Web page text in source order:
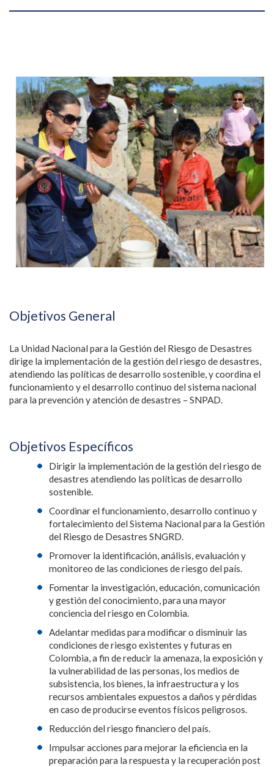
Objetivos General
​La Unidad Nacional para la Gestión del Riesgo de Desastres
dirige la implementación de la gestión del riesgo de desastres,
atendiendo las políticas de desarrollo sostenible, y coordina el
funcionamiento y el desarrollo continuo del sistema nacional
para la prevención y atención de desastres – SNPAD.
Objetivos Específicos
Dirigir la implementación de la gestión del riesgo de
desastres atendiendo las políticas de desarrollo
sostenible.
Coordinar el funcionamiento, desarrollo continuo y
fortalecimiento del Sistema Nacional para la Gestión
del Riesgo de Desastres SNGRD.
Promover la identificación, análisis, evaluación y
monitoreo de las condiciones de riesgo del país.
Fomentar la investigación, educación, comunicación
y gestión del conocimiento, para una mayor
conciencia del riesgo en Colombia.
Adelantar medidas para modificar o disminuir las
condiciones de riesgo existentes y futuras en
Colombia, a fin de reducir la amenaza, la exposición y
la vulnerabilidad de las personas, los medios de
subsistencia, los bienes, la infraestructura y los
recursos ambientales expuestos a daños y pérdidas
en caso de producirse eventos físicos peligrosos.
Reducción del riesgo financiero del país.
Impulsar acciones para mejorar la eficiencia en la
preparación para la respuesta y la recuperación post